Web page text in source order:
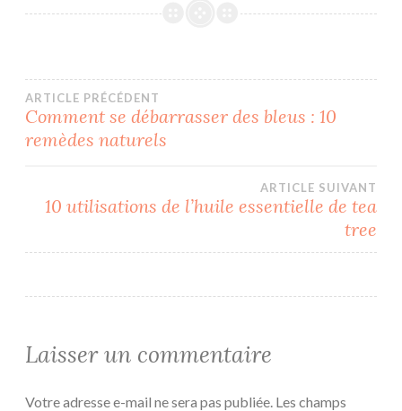
Navigation
de
l’article
ARTICLE PRÉCÉDENT
Comment se débarrasser des bleus : 10
remèdes naturels
ARTICLE SUIVANT
10 utilisations de l’huile essentielle de tea
tree
Laisser un commentaire
Votre adresse e-mail ne sera pas publiée. Les champs